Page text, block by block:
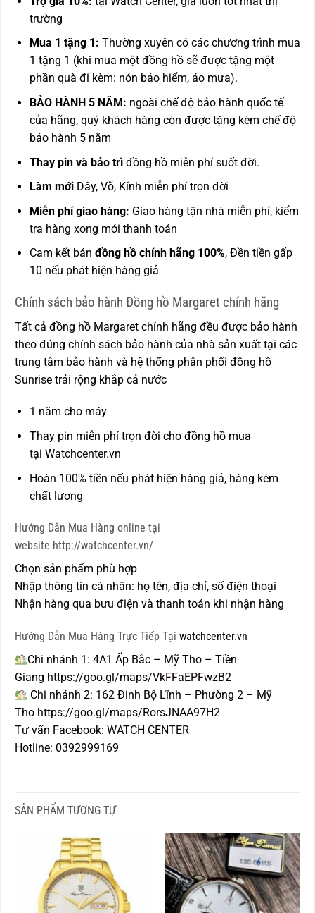
trường
Mua 1 tặng 1: Thường xuyên có các chương trình mua
1 tặng 1 (khi mua một đồng hồ sẽ được tặng một
phần quà đi kèm: nón bảo hiểm, áo mưa).
BẢO HÀNH 5 NĂM: ngoài chế độ bảo hành quốc tế
của hãng, quý khách hàng còn được tặng kèm chế độ
bảo hành 5 năm
Thay pin và bảo trìđồng hồ miễn phí suốt đời.
Làm mới Dây, Võ, Kính miễn phí trọn đời
Miễn phí giao hàng: Giao hàng tận nhà miễn phí, kiểm
tra hàng xong mới thanh toán
Cam kết bán đồng hồ chính hãng 100%, Đền tiền gấp
10 nếu phát hiện hàng giả
Chính sách bảo hành Đồng hồ Margaret chính hãng
Tất cả đồng hồ Margaret chính hãng đều được bảo hành
theo đúng chính sách bảo hành của nhà sản xuất tại các
trung tâm bảo hành và hệ thống phân phối đồng hồ
Sunrise trải rộng khắp cả nước
1 năm cho máy
Thay pin miễn phí trọn đời cho đồng hồ mua
tại Watchcenter.vn
Hoàn 100% tiền nếu phát hiện hàng giả, hàng kém
chất lượng
Hướng Dẫn Mua Hàng online tại
website http://watchcenter.vn/
Chọn sản phẩm phù hợp
Nhập thông tin cá nhân: họ tên, địa chỉ, số điện thoại
Nhận hàng qua bưu điện và thanh toán khi nhận hàng
Hướng Dẫn Mua Hàng Trực Tiếp Tại watchcenter.vn
Chi nhánh 1: 4A1 Ấp Bắc – Mỹ Tho – Tiền
Giang https://goo.gl/maps/VkFFaEPFwzB2
Chi nhánh 2: 162 Đinh Bộ Lĩnh – Phường 2 – Mỹ
Tho https://goo.gl/maps/RorsJNAA97H2
Tư vấn Facebook: WATCH CENTER
Hotline: 0392999169
SẢN PHẨM TƯƠNG TỰ